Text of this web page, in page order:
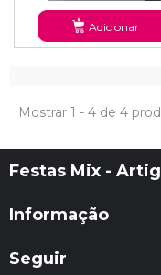
Adicionar
Mostrar 1 - 4 de 4
Festas Mix -
Informação
Seguir